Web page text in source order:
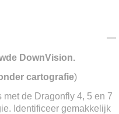
DownVision.
cartografie)
de Dragonfly 4, 5 en 7
Identificeer gemakkelijk